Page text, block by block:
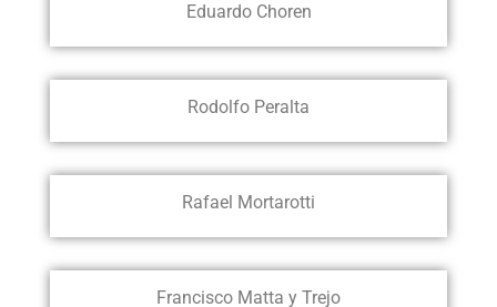
Eduardo Choren
Rodolfo Peralta
Rafael Mortarotti
Francisco Matta y Trejo